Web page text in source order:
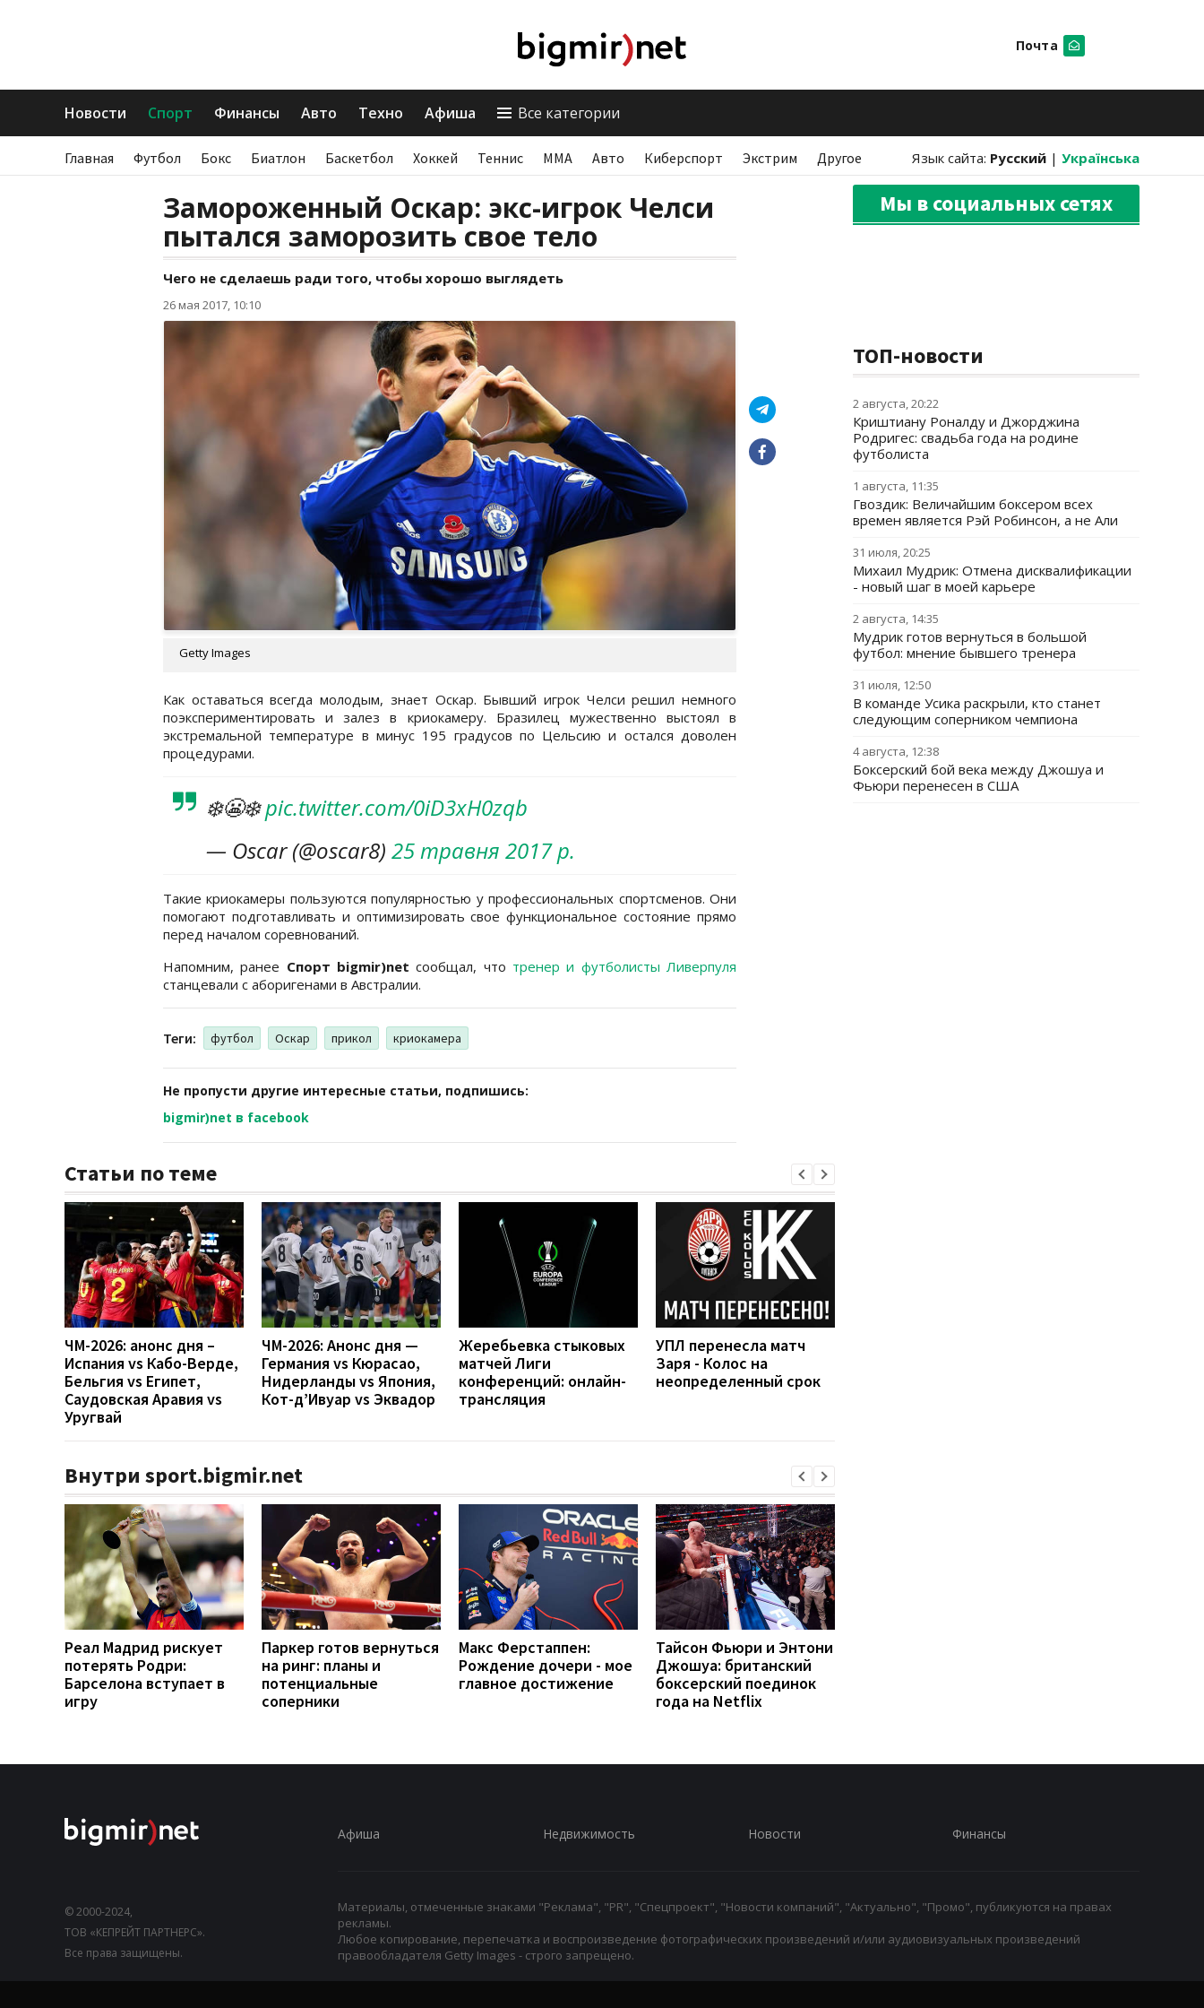
Почта
Новости Спорт Финансы Авто Техно Афиша Все категории
Главная Футбол Бокс Биатлон Баскетбол Хоккей Теннис ММА Авто Киберспорт Экстрим Другое Язык сайта: Русский | Українська
Замороженный Оскар: экс-игрок Челси
пытался заморозить свое тело
Чего не сделаешь ради того, чтобы хорошо выглядеть
26 мая 2017, 10:10
Getty Images
Как оставаться всегда молодым, знает Оскар. Бывший игрок Челси решил немного
поэкспериментировать и залез в криокамеру. Бразилец мужественно выстоял в
экстремальной температуре в минус 195 градусов по Цельсию и остался доволен
процедурами.
❄️😬❄️pic.twitter.com/0iD3xH0zqb
— Oscar (@oscar8) 25 травня 2017 р.
Такие криокамеры пользуются популярностью у профессиональных спортсменов. Они
помогают подготавливать и оптимизировать свое функциональное состояние прямо
перед началом соревнований.
Напомним, ранее Спорт bigmir)netсообщал, что тренер и футболисты Ливерпуля
станцевали с аборигенами в Австралии.
Теги: футбол Оскар прикол криокамера
Не пропусти другие интересные статьи, подпишись:
bigmir)net в facebook
Статьи по теме
ЧМ-2026: анонс дня –
Испания vs Кабо-Верде,
Бельгия vs Египет,
Саудовская Аравия vs
Уругвай
ЧМ-2026: Анонс дня —
Германия vs Кюрасао,
Нидерланды vs Япония,
Кот-д’Ивуар vs Эквадор
Жеребьевка стыковых
матчей Лиги
конференций: онлайн-
трансляция
УПЛ перенесла матч
Заря - Колос на
неопределенный срок
Внутри sport.bigmir.net
Реал Мадрид рискует
потерять Родри:
Барселона вступает в
игру
Паркер готов вернуться
на ринг: планы и
потенциальные
соперники
Макс Ферстаппен:
Рождение дочери - мое
главное достижение
Тайсон Фьюри и Энтони
Джошуа: британский
боксерский поединок
года на Netflix
Мы в социальных сетях
ТОП-новости
2 августа, 20:22
Криштиану Роналду и Джорджина
Родригес: свадьба года на родине
футболиста
1 августа, 11:35
Гвоздик: Величайшим боксером всех
времен является Рэй Робинсон, а не Али
31 июля, 20:25
Михаил Мудрик: Отмена дисквалификации
- новый шаг в моей карьере
2 августа, 14:35
Мудрик готов вернуться в большой
футбол: мнение бывшего тренера
31 июля, 12:50
В команде Усика раскрыли, кто станет
следующим соперником чемпиона
4 августа, 12:38
Боксерский бой века между Джошуа и
Фьюри перенесен в США
© 2000-2024,
ТОВ «КЕПРЕЙТ ПАРТНЕРС».
Все права защищены.
Афиша Недвижимость Новости Финансы
Материалы, отмеченные знаками "Реклама", "PR", "Спецпроект", "Новости компаний", "Актуально", "Промо", публикуются на правах
рекламы.
Любое копирование, перепечатка и воспроизведение фотографических произведений и/или аудиовизуальных произведений
правообладателя Getty Images - строго запрещено.